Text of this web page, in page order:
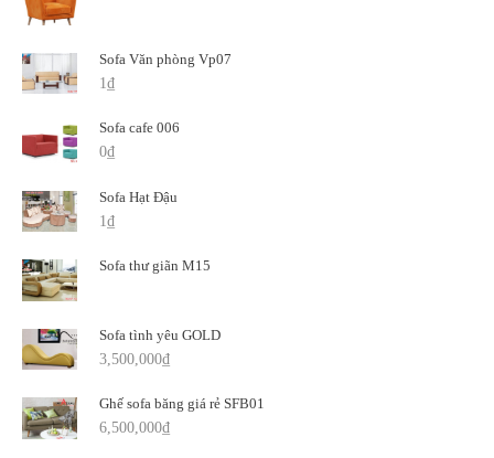
Sofa Văn phòng Vp07
1₫
Sofa cafe 006
0₫
Sofa Hạt Đậu
1₫
Sofa thư giãn M15
Sofa tình yêu GOLD
3,500,000₫
Ghế sofa băng giá rẻ SFB01
6,500,000₫